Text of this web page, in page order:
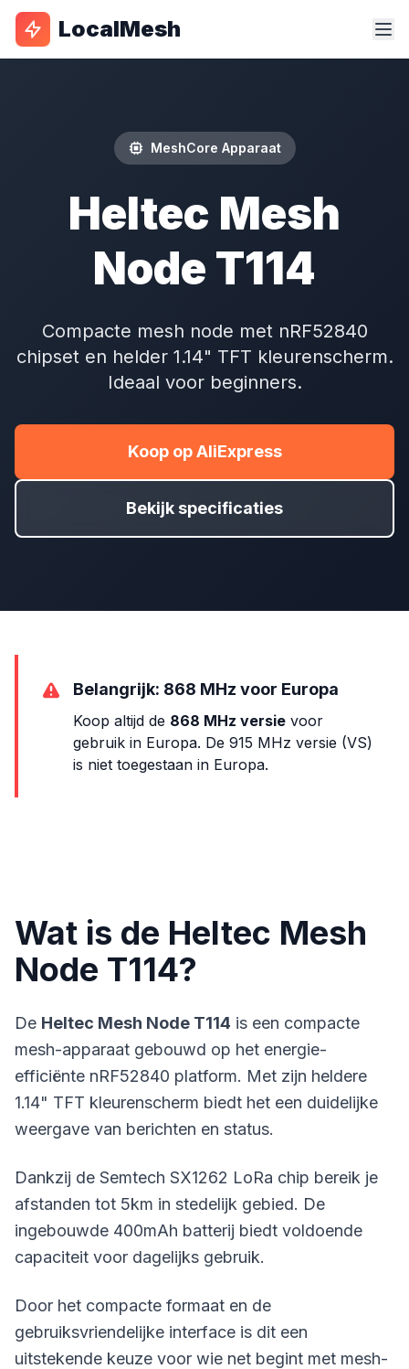
LocalMesh
MeshCore Apparaat
Heltec Mesh
Node T114
Compacte mesh node met nRF52840
chipset en helder 1.14" TFT kleurenscherm.
Ideaal voor beginners.
Koop op AliExpress
Bekijk specificaties
Belangrijk: 868 MHz voor Europa
Koop altijd de 868 MHz versie voor
gebruik in Europa. De 915 MHz versie (VS)
is niet toegestaan in Europa.
Wat is de Heltec Mesh
Node T114?
De Heltec Mesh Node T114 is een compacte
mesh-apparaat gebouwd op het energie-
efficiënte nRF52840 platform. Met zijn heldere
1.14" TFT kleurenscherm biedt het een duidelijke
weergave van berichten en status.
Dankzij de Semtech SX1262 LoRa chip bereik je
afstanden tot 5km in stedelijk gebied. De
ingebouwde 400mAh batterij biedt voldoende
capaciteit voor dagelijks gebruik.
Door het compacte formaat en de
gebruiksvriendelijke interface is dit een
uitstekende keuze voor wie net begint met mesh-